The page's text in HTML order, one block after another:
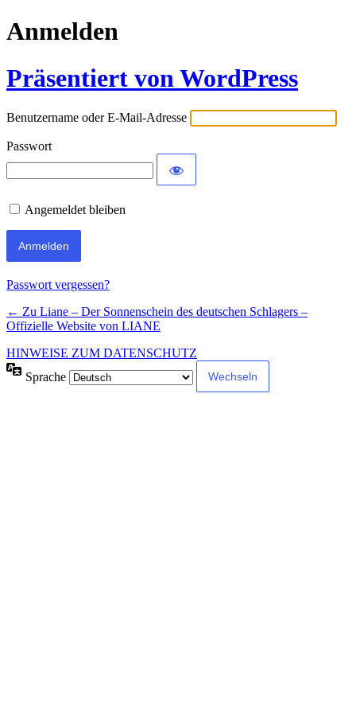
Anmelden
Präsentiert von WordPress
Benutzername oder E-Mail-Adresse
Passwort
Angemeldet bleiben
Passwort vergessen?
← Zu Liane – Der Sonnenschein des deutschen Schlagers –
Offizielle Website von LIANE
HINWEISE ZUM DATENSCHUTZ
Sprache